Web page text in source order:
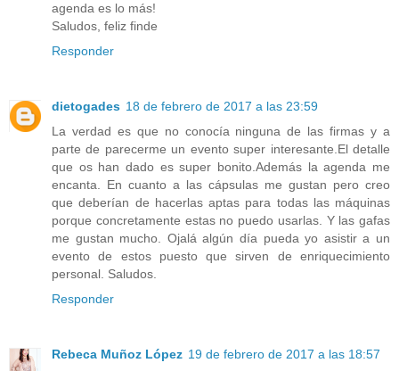
agenda es lo más!
Saludos, feliz finde
Responder
dietogades 18 de febrero de 2017 a las 23:59
La verdad es que no conocía ninguna de las firmas y a
parte de parecerme un evento super interesante.El detalle
que os han dado es super bonito.Además la agenda me
encanta. En cuanto a las cápsulas me gustan pero creo
que deberían de hacerlas aptas para todas las máquinas
porque concretamente estas no puedo usarlas. Y las gafas
me gustan mucho. Ojalá algún día pueda yo asistir a un
evento de estos puesto que sirven de enriquecimiento
personal. Saludos.
Responder
Rebeca Muñoz López 19 de febrero de 2017 a las 18:57